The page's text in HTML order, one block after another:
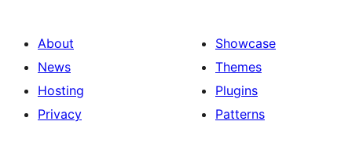
About
News
Hosting
Privacy
Showcase
Themes
Plugins
Patterns